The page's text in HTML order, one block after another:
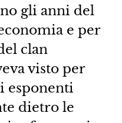
gli anni del
e per
clan
visto per
esponenti
dietro le